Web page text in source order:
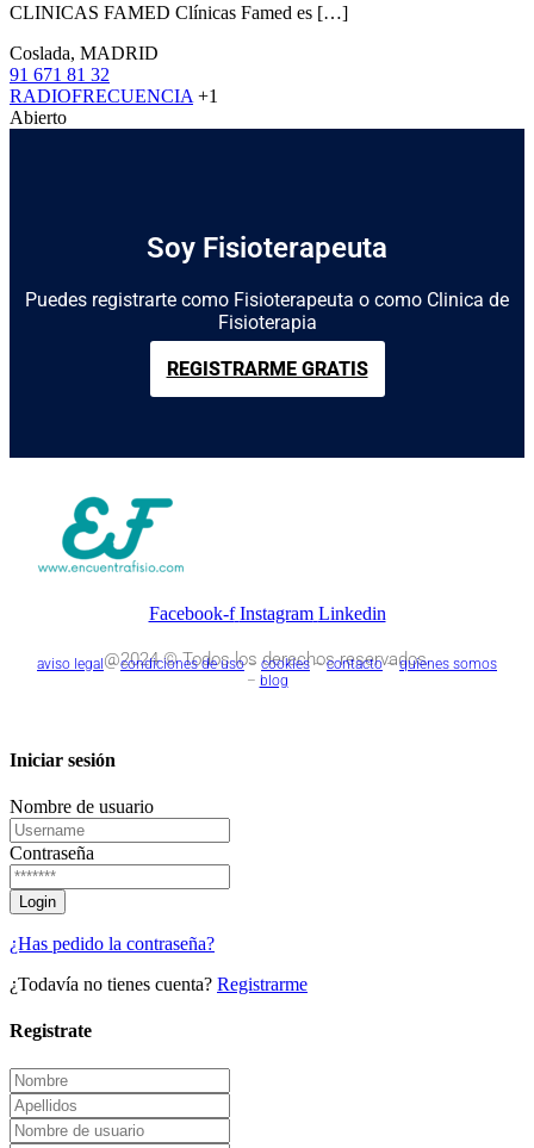
CLINICAS FAMED Clínicas Famed es […]
Coslada, MADRID
91 671 81 32
RADIOFRECUENCIA +1
Abierto
Soy Fisioterapeuta
Puedes registrarte como Fisioterapeuta o como Clinica de
Fisioterapia
REGISTRARME GRATIS
Facebook-f Instagram Linkedin
@2024 © Todos los derechos reservados.
aviso legal–condiciones de uso– cookies –contacto–quienes somos
– blog
Iniciar sesión
Nombre de usuario
Contraseña
¿Has pedido la contraseña?
¿Todavía no tienes cuenta? Registrarme
Registrate